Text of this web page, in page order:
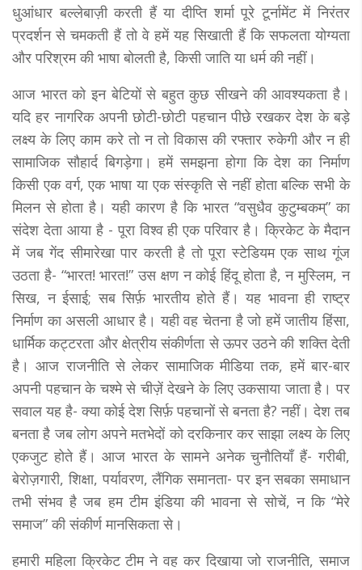
धुआंधार बल्लेबाज़ी करती हैं या दीप्ति शर्मा पूरे टूर्नामेंट में निरंतर
प्रदर्शन से चमकती हैं तो वे हमें यह सिखाती हैं कि सफलता योग्यता
और परिश्रम की भाषा बोलती है, किसी जाति या धर्म की नहीं।
आज भारत को इन बेटियों से बहुत कुछ सीखने की आवश्यकता है।
यदि हर नागरिक अपनी छोटी-छोटी पहचान पीछे रखकर देश के बड़े
लक्ष्य के लिए काम करे तो न तो विकास की रफ्तार रुकेगी और न ही
सामाजिक सौहार्द बिगड़ेगा। हमें समझना होगा कि देश का निर्माण
किसी एक वर्ग, एक भाषा या एक संस्कृति से नहीं होता बल्कि सभी के
मिलन से होता है। यही कारण है कि भारत “वसुधैव कुटुम्बकम्” का
संदेश देता आया है - पूरा विश्व ही एक परिवार है। क्रिकेट के मैदान
में जब गेंद सीमारेखा पार करती है तो पूरा स्टेडियम एक साथ गूंज
उठता है- “भारत! भारत!” उस क्षण न कोई हिंदू होता है, न मुस्लिम, न
सिख, न ईसाई; सब सिर्फ़ भारतीय होते हैं। यह भावना ही राष्ट्र
निर्माण का असली आधार है। यही वह चेतना है जो हमें जातीय हिंसा,
धार्मिक कट्टरता और क्षेत्रीय संकीर्णता से ऊपर उठने की शक्ति देती
है। आज राजनीति से लेकर सामाजिक मीडिया तक, हमें बार-बार
अपनी पहचान के चश्मे से चीज़ें देखने के लिए उकसाया जाता है। पर
सवाल यह है- क्या कोई देश सिर्फ़ पहचानों से बनता है? नहीं। देश तब
बनता है जब लोग अपने मतभेदों को दरकिनार कर साझा लक्ष्य के लिए
एकजुट होते हैं। आज भारत के सामने अनेक चुनौतियाँ हैं- गरीबी,
बेरोज़गारी, शिक्षा, पर्यावरण, लैंगिक समानता- पर इन सबका समाधान
तभी संभव है जब हम टीम इंडिया की भावना से सोचें, न कि “मेरे
समाज” की संकीर्ण मानसिकता से।
हमारी महिला क्रिकेट टीम ने वह कर दिखाया जो राजनीति, समाज